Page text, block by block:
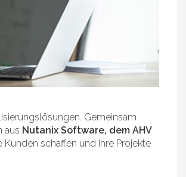
Gemeinsam
aus Nutanix Software, dem AHV
schaffen und Ihre Projekte